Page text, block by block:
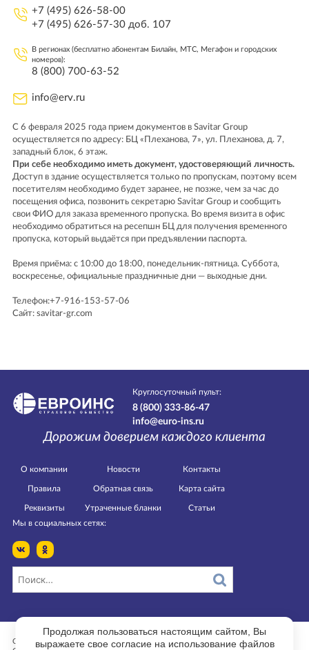
+7 (495) 626-58-00
+7 (495) 626-57-30 доб. 107
В регионах (бесплатно абонентам Билайн, МТС, Мегафон и городских
номеров):
8 (800) 700-63-52
info@erv.ru
С 6 февраля 2025 года прием документов в Savitar Group
осуществляется по адресу: БЦ «Плеханова, 7», ул. Плеханова, д. 7,
западный блок, 6 этаж.
При себе необходимо иметь документ, удостоверяющий личность.
Доступ в здание осуществляется только по пропускам, поэтому всем
посетителям необходимо будет заранее, не позже, чем за час до
посещения офиса, позвонить секретарю Savitar Group и сообщить
свои ФИО для заказа временного пропуска. Во время визита в офис
необходимо обратиться на ресепшн БЦ для получения временного
пропуска, который выдаётся при предъявлении паспорта.
Время приёма: с 10:00 до 18:00, понедельник-пятница. Cуббота,
воскресенье, официальные праздничные дни — выходные дни.
Телефон:+7-916-153-57-06
Сайт: savitar-gr.com
Круглосуточный пульт:
8 (800) 333-86-47
info@euro-ins.ru
Дорожим доверием каждого клиента
О компании
Правила
Реквизиты
Новости
Обратная связь
Утраченные бланки
Контакты
Карта сайта
Статьи
Мы в социальных сетях:
Страница изменена 17.06.2025 в 13:11.
Продолжая пользоваться настоящим сайтом, Вы
выражаете свое согласие на использование файлов